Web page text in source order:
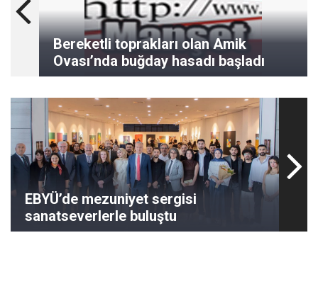
Bereketli toprakları olan Amik
Ovası’nda buğday hasadı başladı
EBYÜ’de mezuniyet sergisi
sanatseverlerle buluştu